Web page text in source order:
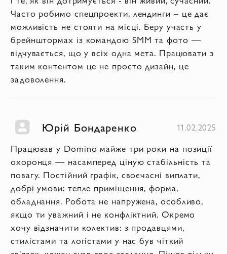
Часто робимо спецпроекти, лендинги – це дає
можливість не стояти на місці. Беру участь у
брейнштормах із командою SMM та фото —
відчувається, що у всіх одна мета. Працювати з
таким контентом це не просто дизайн, це
задоволення.
Юрій Бондаренко 11.02.2025
Працював у Domino майже три роки на позиції
охоронця — насамперед ціную стабільність та
повагу. Постійний графік, своєчасні виплати,
добрі умови: тепле приміщення, форма,
обладнання. Робота не напружена, особливо,
якщо ти уважний і не конфліктний. Окремо
хочу відзначити колектив: з продавцями,
стилістами та логістами у нас був чіткий